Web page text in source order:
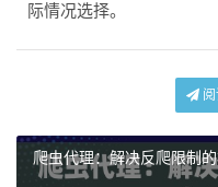
际情况选择。
阅
爬虫代理：解决反爬限制